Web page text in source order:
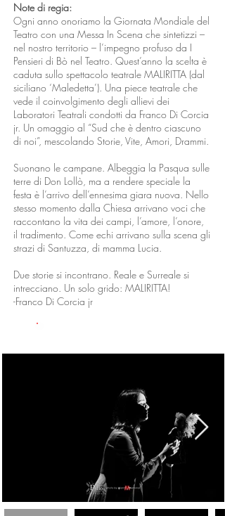
Note di regia:
Ogni anno onoriamo la Giornata Mondiale del
Teatro con una Messa In Scena che sintetizzi –
nel nostro territorio – l’impegno profuso da I
Pensieri di Bò nel Teatro. Quest’anno la scelta è
caduta sullo spettacolo teatrale MALIRITTA (dal
siciliano ‘Maledetta’). Una piece teatrale che
vede il coinvolgimento degli allievi dei
Laboratori Teatrali condotti da Franco Di Corcia
jr. Un omaggio al “Sud che è dentro ciascuno
di noi”, mescolando Storie, Vite, Amori, Drammi.​
Suonano le campane. Albeggia la Pasqua sulle
terre di Don Lollò, ma a rendere speciale la
festa è l’arrivo dell’ennesima giara nuova. Nello
stesso momento dalla Chiesa arrivano voci che
raccontano la vita dei campi, l’amore, l’onore,
il tradimento. Come echi arrivano sulla scena gli
strazi di Santuzza, di mamma Lucia.
Due storie si incontrano. Reale e Surreale si
intrecciano. Un solo grido: MALIRITTA!
-Franco Di Corcia jr